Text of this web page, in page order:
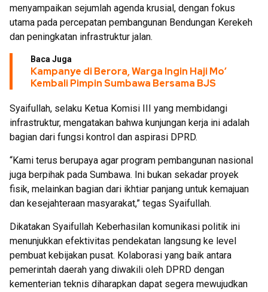
menyampaikan sejumlah agenda krusial, dengan fokus
utama pada percepatan pembangunan Bendungan Kerekeh
dan peningkatan infrastruktur jalan.
Baca Juga
Kampanye di Berora, Warga Ingin Haji Mo’
Kembali Pimpin Sumbawa Bersama BJS
Syaifullah, selaku Ketua Komisi III yang membidangi
infrastruktur, mengatakan bahwa kunjungan kerja ini adalah
bagian dari fungsi kontrol dan aspirasi DPRD.
“Kami terus berupaya agar program pembangunan nasional
juga berpihak pada Sumbawa. Ini bukan sekadar proyek
fisik, melainkan bagian dari ikhtiar panjang untuk kemajuan
dan kesejahteraan masyarakat,” tegas Syaifullah.
Dikatakan Syaifullah Keberhasilan komunikasi politik ini
menunjukkan efektivitas pendekatan langsung ke level
pembuat kebijakan pusat. Kolaborasi yang baik antara
pemerintah daerah yang diwakili oleh DPRD dengan
kementerian teknis diharapkan dapat segera mewujudkan